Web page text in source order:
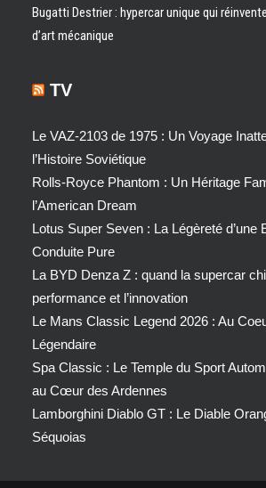
Bugatti Destrier : hypercar unique qui
d’art mécanique
TV
Le VAZ-2103 de 1975 : Un Voyage
l’Histoire Soviétique
Rolls-Royce Phantom : Un Héritage
l’American Dream
Lotus Super Seven : La Légèreté d’une
Conduite Pure
La BYD Denza Z : quand la supercar
performance et l’innovation
Le Mans Classic Legend 2026 : Au
Légendaire
Spa Classic : Le Temple du Sport
au Cœur des Ardennes
Lamborghini Diablo GT : Le Diable
Séquoias